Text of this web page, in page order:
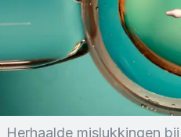
Herhaalde mislukkingen